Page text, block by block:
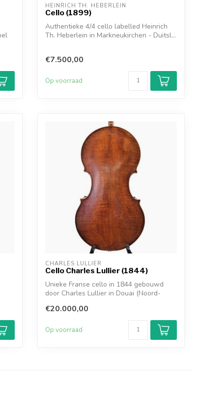
HEINRICH TH. HEBERLEIN
Cello (1899)
Authentieke 4/4 cello labelled Heinrich
Th. Heberlein in Markneukirchen - Duitsl...
€7.500,00
Op voorraad
CHARLES LULLIER
Cello Charles Lullier (1844)
Unieke Franse cello in 1844 gebouwd
door Charles Lullier in Douai (Noord-
€20.000,00
Op voorraad